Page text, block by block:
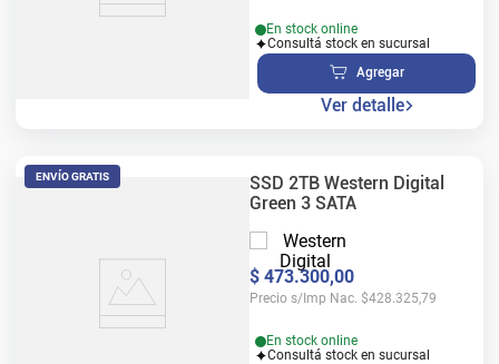
En stock online
Consultá stock en sucursal
Agregar
Ver detalle
ENVÍO GRATIS
SSD 2TB Western Digital
Green 3 SATA
$ 473.300,00
Precio s/Imp Nac. $428.325,79
En stock online
Consultá stock en sucursal